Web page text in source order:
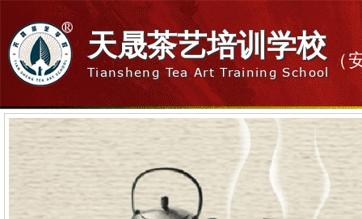
天晟茶艺培训学校
Tiansheng Tea Art Training School
（